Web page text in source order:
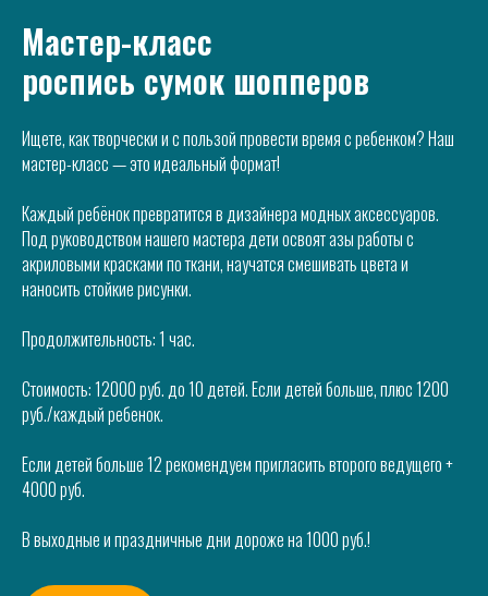
Мастер-класс
роспись сумок шопперов
Ищете, как творчески и с пользой провести время с ребенком? Наш
мастер-класс — это идеальный формат!
Каждый ребёнок превратится в дизайнера модных аксессуаров.
Под руководством нашего мастера дети освоят азы работы с
акриловыми красками по ткани, научатся смешивать цвета и
наносить стойкие рисунки.
Продолжительность: 1 час.
Стоимость: 12000 руб. до 10 детей. Если детей больше, плюс 1200
руб./каждый ребенок.
Если детей больше 12 рекомендуем пригласить второго ведущего +
4000 руб.
В выходные и праздничные дни дороже на 1000 руб.!